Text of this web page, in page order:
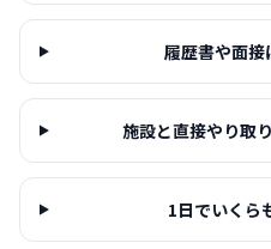
履歴書や面接
施設と直接やり取
1日でいくら